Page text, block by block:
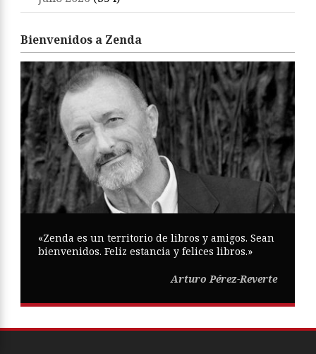
Bienvenidos a Zenda
«Zenda es un territorio de libros y amigos. Sean
bienvenidos. Feliz estancia y felices libros.»
Arturo Pérez-Reverte